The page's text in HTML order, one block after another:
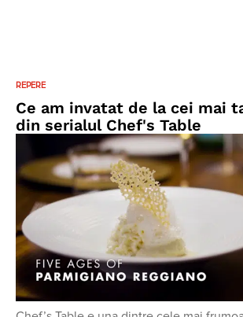
REPERE
Ce am invatat de la cei mai
din serialul Chef's Table